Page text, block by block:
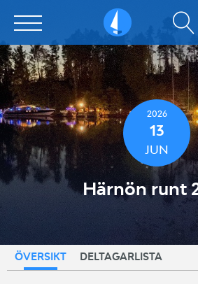
Sailarena
2026
13
JUN
Härnön runt
ÖVERSIKT DELTAGARLISTA